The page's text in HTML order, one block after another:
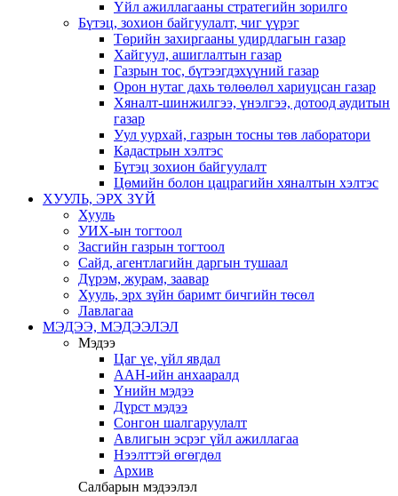
Үйл ажиллагааны стратегийн зорилго
Бүтэц, зохион байгуулалт, чиг үүрэг
Төрийн захиргааны удирдлагын газар
Хайгуул, ашиглалтын газар
Газрын тос, бүтээгдэхүүний газар
Орон нутаг дахь төлөөлөл хариуцсан газар
Хяналт-шинжилгээ, үнэлгээ, дотоод аудитын
газар
Уул уурхай, газрын тосны төв лаборатори
Кадастрын хэлтэс
Бүтэц зохион байгуулалт
Цөмийн болон цацрагийн хяналтын хэлтэс
ХУУЛЬ, ЭРХ ЗҮЙ
Хууль
УИХ-ын тогтоол
Засгийн газрын тогтоол
Сайд, агентлагийн даргын тушаал
Дүрэм, журам, заавар
Хууль, эрх зүйн баримт бичгийн төсөл
Лавлагаа
МЭДЭЭ, МЭДЭЭЛЭЛ
Мэдээ
Цаг үе, үйл явдал
ААН-ийн анхааралд
Үнийн мэдээ
Дүрст мэдээ
Сонгон шалгаруулалт
Авлигын эсрэг үйл ажиллагаа
Нээлттэй өгөгдөл
Архив
Салбарын мэдээлэл